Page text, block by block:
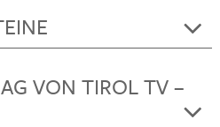
VON TIROL TV –